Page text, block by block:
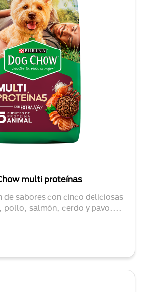
multi proteínas
de sabores con cinco deliciosas
pollo, salmón, cerdo y pavo....